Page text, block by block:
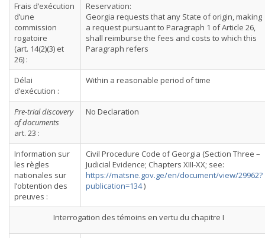
Frais d’exécution
d’une
commission
rogatoire
(art. 14(2)(3) et
26) :
Reservation:
Georgia requests that any State of origin, making
a request pursuant to Paragraph 1 of Article 26,
shall reimburse the fees and costs to which this
Paragraph refers
Délai
d’exécution :
Within a reasonable period of time
Pre-trial discovery
of documents
art. 23 :
No Declaration
Information sur
les règles
nationales sur
l’obtention des
preuves :
Civil Procedure Code of Georgia (Section Three –
Judicial Evidence; Chapters XIII-XX; see:
https://matsne.gov.ge/en/document/view/29962?
publication=134)
Interrogation des témoins en vertu du chapitre I